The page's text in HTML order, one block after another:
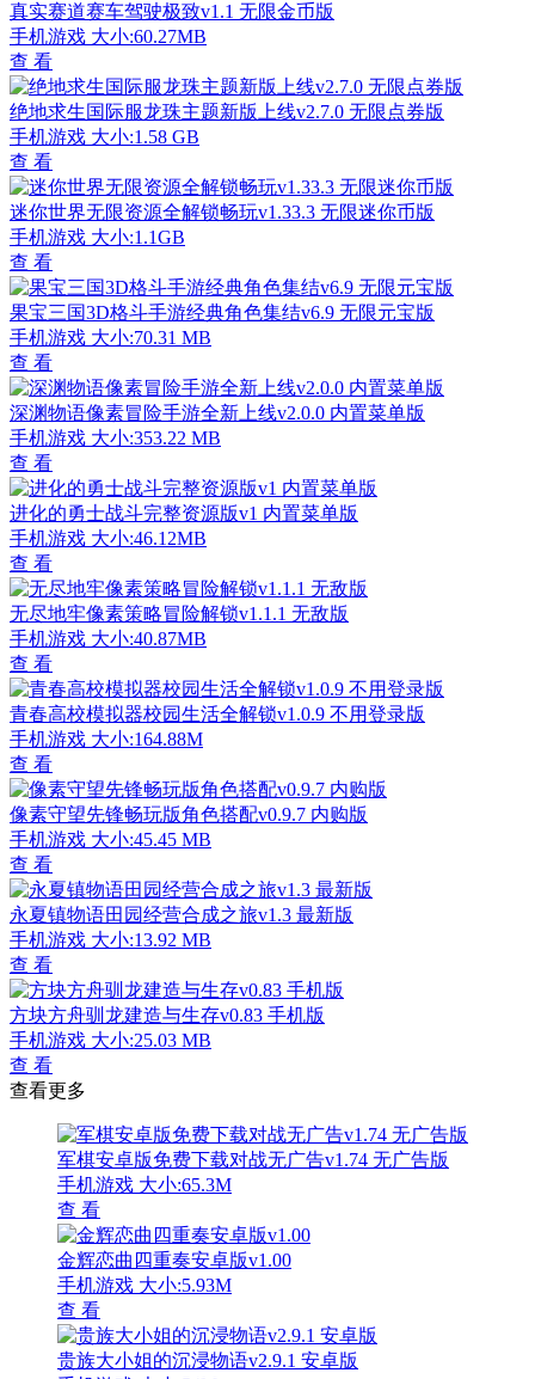
真实赛道赛车驾驶极致v1.1 无限金币版
手机游戏 大小:60.27MB
查 看
绝地求生国际服龙珠主题新版上线v2.7.0 无限点券版
手机游戏 大小:1.58 GB
查 看
迷你世界无限资源全解锁畅玩v1.33.3 无限迷你币版
手机游戏 大小:1.1GB
查 看
果宝三国3D格斗手游经典角色集结v6.9 无限元宝版
手机游戏 大小:70.31 MB
查 看
深渊物语像素冒险手游全新上线v2.0.0 内置菜单版
手机游戏 大小:353.22 MB
查 看
进化的勇士战斗完整资源版v1 内置菜单版
手机游戏 大小:46.12MB
查 看
无尽地牢像素策略冒险解锁v1.1.1 无敌版
手机游戏 大小:40.87MB
查 看
青春高校模拟器校园生活全解锁v1.0.9 不用登录版
手机游戏 大小:164.88M
查 看
像素守望先锋畅玩版角色搭配v0.9.7 内购版
手机游戏 大小:45.45 MB
查 看
永夏镇物语田园经营合成之旅v1.3 最新版
手机游戏 大小:13.92 MB
查 看
方块方舟驯龙建造与生存v0.83 手机版
手机游戏 大小:25.03 MB
查 看
查看更多
军棋安卓版免费下载对战无广告v1.74 无广告版
手机游戏 大小:65.3M
查 看
金辉恋曲四重奏安卓版v1.00
手机游戏 大小:5.93M
查 看
贵族大小姐的沉浸物语v2.9.1 安卓版